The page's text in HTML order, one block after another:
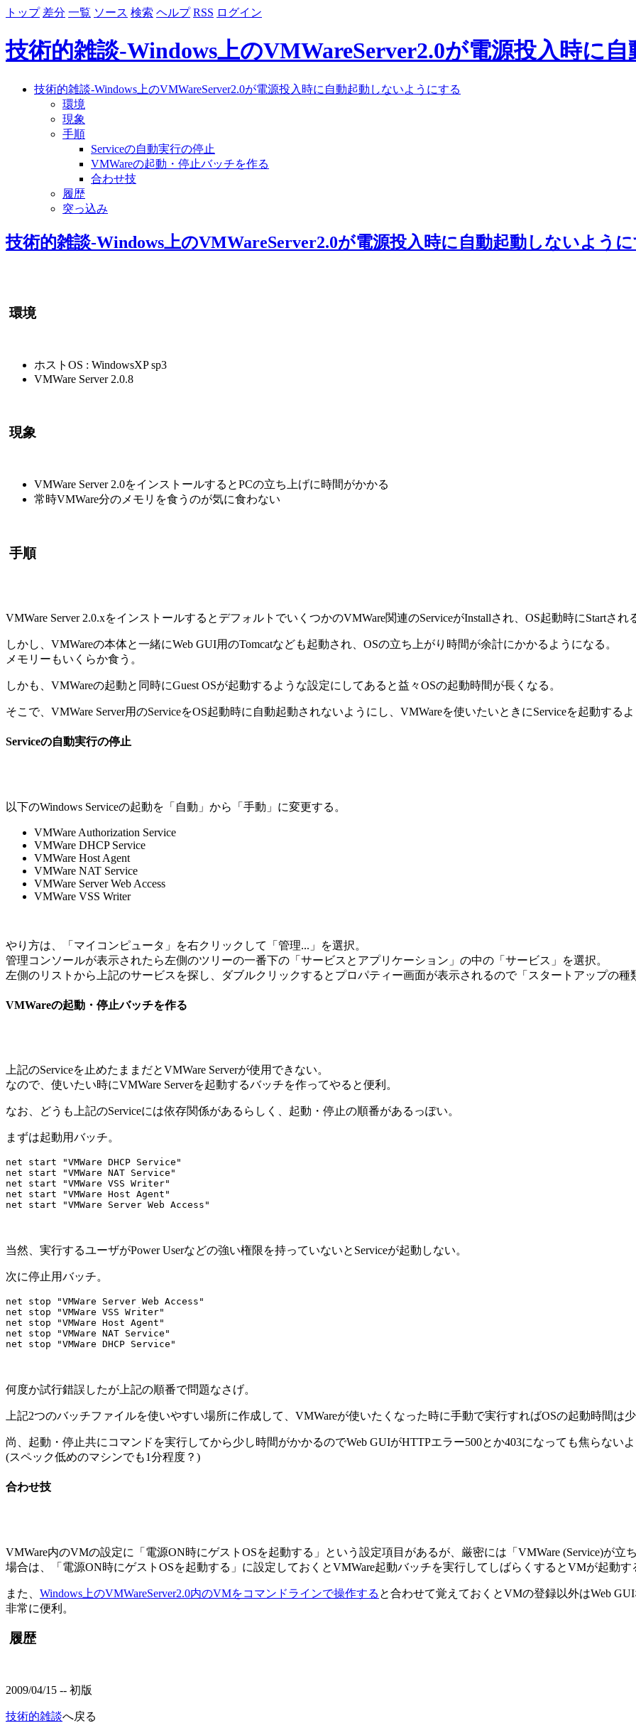
トップ 差分 一覧 ソース 検索 ヘルプ RSS ログイン
技術的雑談-Windows上のVMWareServer2.0が電源投入時に
技術的雑談-Windows上のVMWareServer2.0が電源投入時に自動起動しないようにする
環境
現象
手順
Serviceの自動実行の停止
VMWareの起動・停止バッチを作る
合わせ技
履歴
突っ込み
技術的雑談-Windows上のVMWareServer2.0が電源投入時に自動起動しないよう
環境
ホストOS : WindowsXP sp3
VMWare Server 2.0.8
現象
VMWare Server 2.0をインストールするとPCの立ち上げに時間がかかる
常時VMWare分のメモリを食うのが気に食わない
手順
VMWare Server 2.0.xをインストールするとデフォルトでいくつかのVMWare関連のServiceがInstallされ、OS起動時にStartされ
しかし、VMWareの本体と一緒にWeb GUI用のTomcatなども起動され、OSの立ち上がり時間が余計にかかるようになる。
メモリーもいくらか食う。
しかも、VMWareの起動と同時にGuest OSが起動するような設定にしてあると益々OSの起動時間が長くなる。
そこで、VMWare Server用のServiceをOS起動時に自動起動されないようにし、VMWareを使いたいときにServiceを起動するよ
Serviceの自動実行の停止
以下のWindows Serviceの起動を「自動」から「手動」に変更する。
VMWare Authorization Service
VMWare DHCP Service
VMWare Host Agent
VMWare NAT Service
VMWare Server Web Access
VMWare VSS Writer
やり方は、「マイコンピュータ」を右クリックして「管理...」を選択。
管理コンソールが表示されたら左側のツリーの一番下の「サービスとアプリケーション」の中の「サービス」を選択。
左側のリストから上記のサービスを探し、ダブルクリックするとプロパティー画面が表示されるので「スタートアップの種
VMWareの起動・停止バッチを作る
上記のServiceを止めたままだとVMWare Serverが使用できない。
なので、使いたい時にVMWare Serverを起動するバッチを作ってやると便利。
なお、どうも上記のServiceには依存関係があるらしく、起動・停止の順番があるっぽい。
まずは起動用バッチ。
net start "VMWare DHCP Service"
net start "VMWare NAT Service"
net start "VMWare VSS Writer"
net start "VMWare Host Agent"
当然、実行するユーザがPower Userなどの強い権限を持っていないとServiceが起動しない。
次に停止用バッチ。
net stop "VMWare Server Web Access"
net stop "VMWare VSS Writer"
net stop "VMWare Host Agent"
net stop "VMWare NAT Service"
何度か試行錯誤したが上記の順番で問題なさげ。
上記2つのバッチファイルを使いやすい場所に作成して、VMWareが使いたくなった時に手動で実行すればOSの起動時間は少
尚、起動・停止共にコマンドを実行してから少し時間がかかるのでWeb GUIがHTTPエラー500とか403になっても焦らないよ
(スペック低めのマシンでも1分程度？)
合わせ技
VMWare内のVMの設定に「電源ON時にゲストOSを起動する」という設定項目があるが、厳密には「VMWare (Service)が
場合は、「電源ON時にゲストOSを起動する」に設定しておくとVMWare起動バッチを実行してしばらくするとVMが起動す
また、 Windows上のVMWareServer2.0内のVMをコマンドラインで操作する と合わせて覚えておくとVMの登録以外はWeb
非常に便利。
履歴
2009/04/15 -- 初版
技術的雑談へ戻る